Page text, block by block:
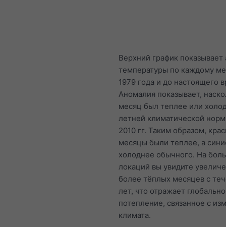
Верхний график
температуры по каждому
1979 года и до настоящего
Аномалия показывает,
месяц был теплее или
летней климатической
2010 гг. Таким образом,
месяцы были теплее, а
холоднее обычного. На
локаций вы увидите
более тёплых месяцев с
лет, что отражает
потепление, связанное с
климата.